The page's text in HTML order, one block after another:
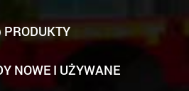
PRODUKTY
NOWE I UŻYWANE